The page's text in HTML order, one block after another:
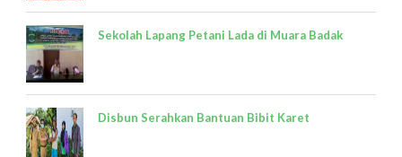
Sekolah Lapang Petani Lada di Muara Badak
Disbun Serahkan Bantuan Bibit Karet